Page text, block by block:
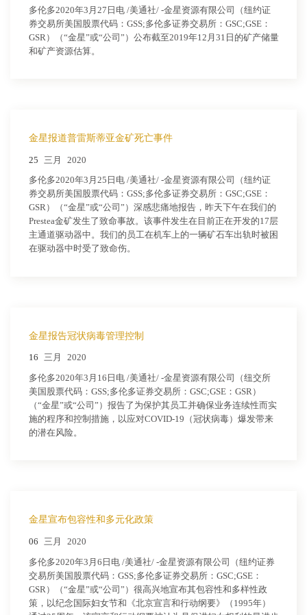
多伦多2020年3月27日电 /美通社/ -金星资源有限公司（纽约证
券交易所美国股票代码：GSS;多伦多证券交易所：GSC;GSE：
GSR）（“金星”或“公司”）公布截至2019年12月31日的矿产储量
和矿产资源估算。
金星报道普雷斯蒂亚金矿死亡事件
25 三月 2020
多伦多2020年3月25日电 /美通社/ -金星资源有限公司（纽约证
券交易所美国股票代码：GSS;多伦多证券交易所：GSC;GSE：
GSR）（“金星”或“公司”）深感悲痛地报告，昨天下午在我们的
Prestea金矿发生了致命事故。该事件发生在目前正在开发的17层
主通道驱动器中。我们的员工在机车上的一辆矿石车出轨时被困
在驱动器中时受了致命伤。
金星报告冠状病毒管理控制
16 三月 2020
多伦多2020年3月16日电 /美通社/ -金星资源有限公司（纽交所
美国股票代码：GSS;多伦多证券交易所：GSC;GSE：GSR）
（“金星”或“公司”）报告了为保护其员工并确保业务连续性而实
施的程序和控制措施，以应对COVID-19（冠状病毒）爆发带来
的潜在风险。
金星宣布包容性和多元化政策
06 三月 2020
多伦多2020年3月6日电 /美通社/ -金星资源有限公司（纽约证券
交易所美国股票代码：GSS;多伦多证券交易所：GSC;GSE：
GSR）（“金星”或“公司”）很高兴地宣布其包容性和多样性政
策，以纪念国际妇女节和《北京宣言和行动纲要》（1995年）